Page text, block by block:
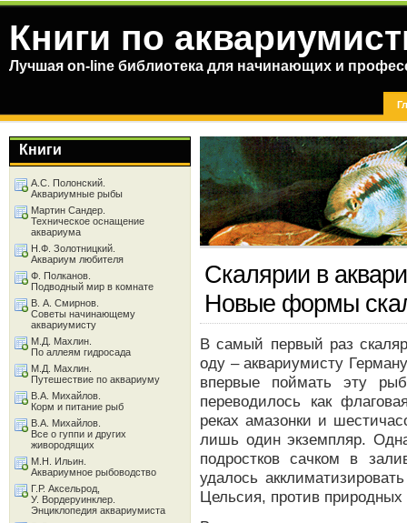
Книги по
Лучшая on-line библиотека для начинающих и
Скалярии в
Новые формы
В самый первый раз
оду – аквариумисту
впервые поймать эту
переводилось как
реках амазонки и
лишь один экземпляр.
подростков сачком в
удалось
Цельсия, против природных
Книги
А.С. Полонский.
Аквариумные рыбы
Мартин Сандер.
Техническое оснащение
аквариума
Н.Ф. Золотницкий.
Аквариум любителя
Ф. Полканов.
Подводный мир в комнате
В. А. Смирнов.
Советы начинающему
аквариумисту
М.Д. Махлин.
По аллеям гидросада
М.Д. Махлин.
Путешествие по аквариуму
В.А. Михайлов.
Корм и питание рыб
В.А. Михайлов.
Все о гуппи и других
живородящих
М.Н. Ильин.
Аквариумное рыбоводство
Г.Р. Аксельрод,
У. Вордеруинклер.
Энциклопедия аквариумиста